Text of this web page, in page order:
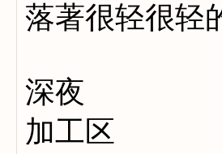
落著很轻很轻
深夜
加工区